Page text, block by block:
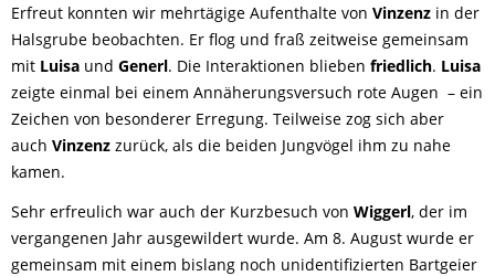
Erfreut konnten wir mehrtägige Aufenthalte von Vinzenz in der
Halsgrube beobachten. Er flog und fraß zeitweise gemeinsam
mit Luisa und Generl. Die Interaktionen blieben friedlich. Luisa
zeigte einmal bei einem Annäherungsversuch rote Augen – ein
Zeichen von besonderer Erregung. Teilweise zog sich aber
auch Vinzenz zurück, als die beiden Jungvögel ihm zu nahe
kamen.
Sehr erfreulich war auch der Kurzbesuch von Wiggerl, der im
vergangenen Jahr ausgewildert wurde. Am 8. August wurde er
gemeinsam mit einem bislang noch unidentifizierten Bartgeier